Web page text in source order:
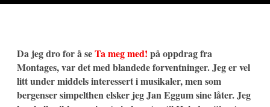
Da jeg dro for å seTa meg med! på oppdrag fra
Montages,var det med blandede forventninger. Jeg er vel
litt under middels interessert i musikaler, men som
bergenser simpelthen elsker jeg Jan Eggum sine låter. Jeg